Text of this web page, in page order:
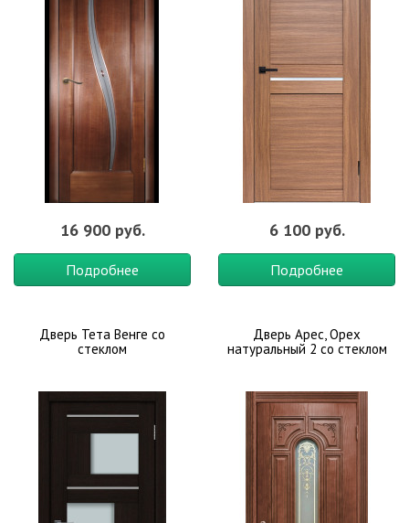
16 900 руб.
Подробнее
6 100 руб.
Подробнее
Дверь Тета Венге со
стеклом
Дверь Арес, Орех
натуральный 2 со стеклом